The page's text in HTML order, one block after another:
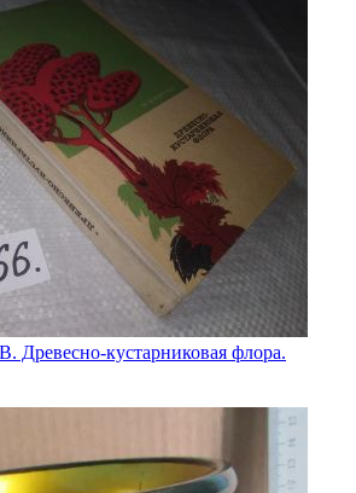
Древесно-кустарниковая флора.